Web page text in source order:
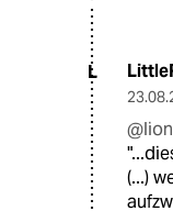
L
(...)